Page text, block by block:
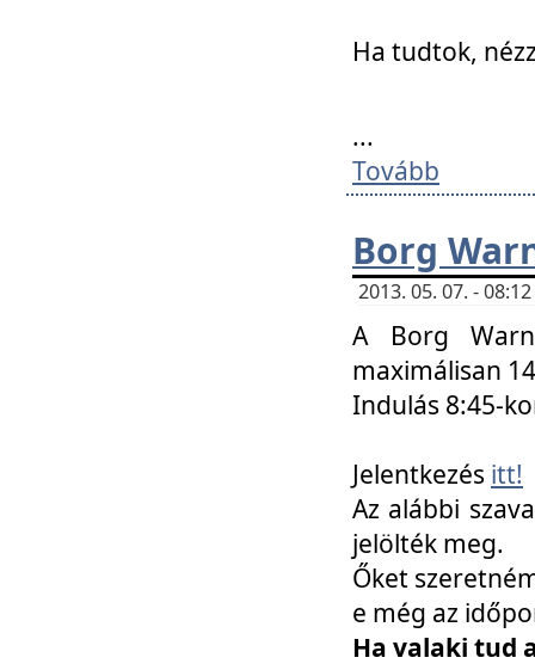
Ha tudtok,
...
Tovább
Borg
2013. 05. 07. -
A Borg
maximálisan
Indulás 8:45-
Jelentkezés itt!
Az alábbi
jelölték meg.
Őket
e még az
Ha valaki tud